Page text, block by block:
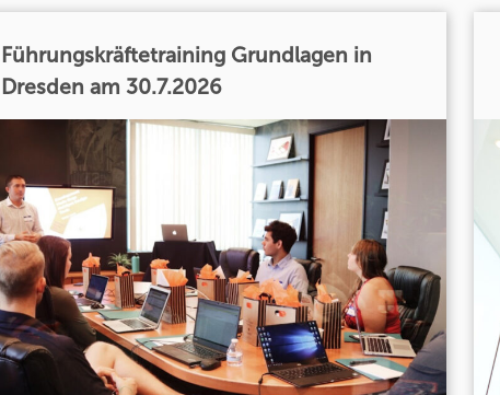
Führungskräftetraining Grundlagen in
Dresden am 30.7.2026